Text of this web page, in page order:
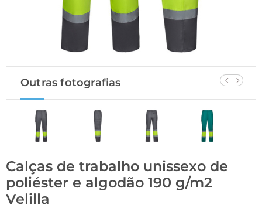
Outras fotografias
Calças de trabalho unissexo de
poliéster e algodão 190 g/m2
Velilla